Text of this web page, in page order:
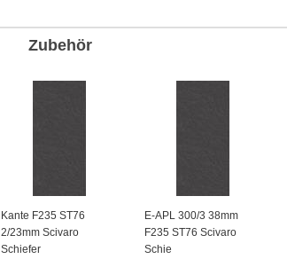
Zubehör
Kante F235 ST76
2/23mm Scivaro
Schiefer
E-APL 300/3 38mm
F235 ST76 Scivaro
Schie